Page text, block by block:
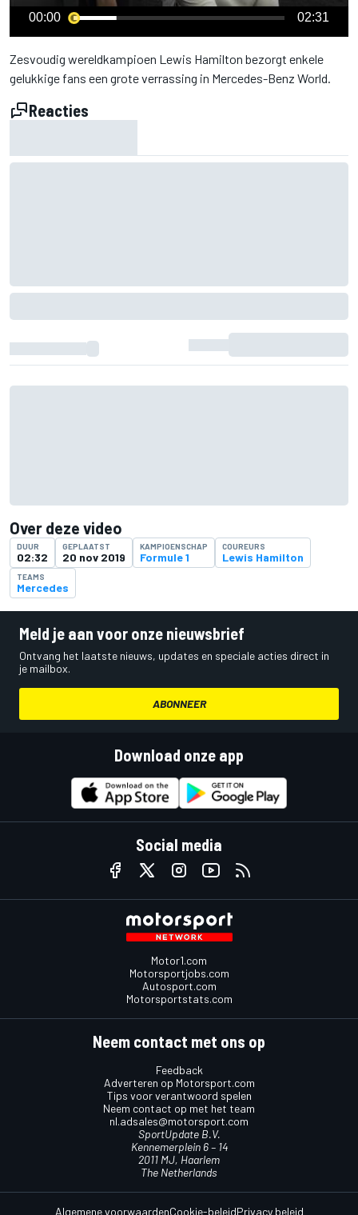
00:00 02:31
Zesvoudig wereldkampioen Lewis Hamilton bezorgt enkele
gelukkige fans een grote verrassing in Mercedes-Benz World.
Reacties
Over deze video
DUUR
02:32
GEPLAATST
20 nov 2019
KAMPIOENSCHAP
Formule 1
COUREURS
Lewis Hamilton
TEAMS
Mercedes
Meld je aan voor onze nieuwsbrief
Ontvang het laatste nieuws, updates en speciale acties direct in
je mailbox.
ABONNEER
Download onze app
Social media
Motor1.com
Motorsportjobs.com
Autosport.com
Motorsportstats.com
Neem contact met ons op
Feedback
Adverteren op Motorsport.com
Tips voor verantwoord spelen
Neem contact op met het team
nl.adsales@motorsport.com
SportUpdate B.V.
Kennemerplein 6 – 14
2011 MJ, Haarlem
The Netherlands
Algemene voorwaardenCookie-beleidPrivacy beleid